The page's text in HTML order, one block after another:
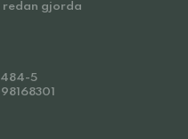
redan gjorda
5